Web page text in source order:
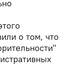
о том, что